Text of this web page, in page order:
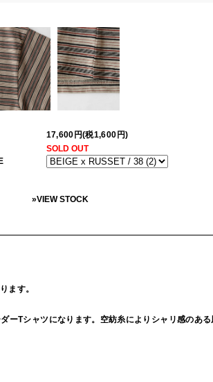
17,600円(税1,600円)
SOLD OUT
»VIEW STOCK
ます。
ーTシャツになります。空紡糸によりシャリ感のあ